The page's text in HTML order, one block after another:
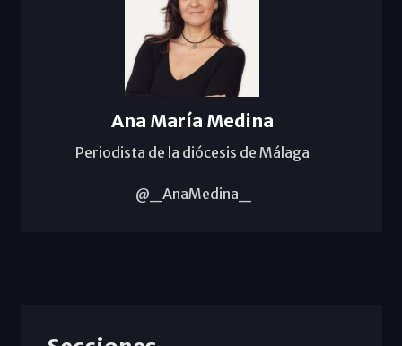
Ana María Medina
Periodista de la diócesis de Málaga
@_AnaMedina_